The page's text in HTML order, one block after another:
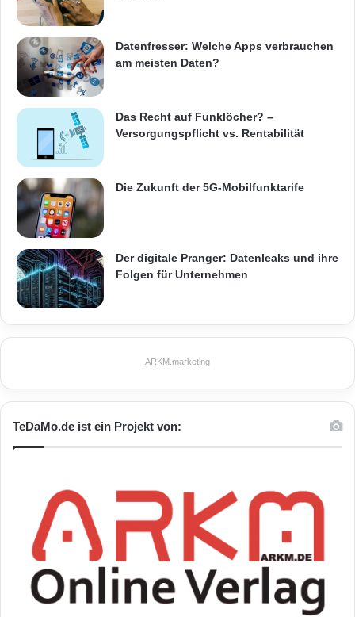
Datenfresser: Welche Apps verbrauchen
am meisten Daten?
Das Recht auf Funklöcher? –
Versorgungspflicht vs. Rentabilität
Die Zukunft der 5G-Mobilfunktarife
Der digitale Pranger: Datenleaks und ihre
Folgen für Unternehmen
ARKM.marketing
TeDaMo.de ist ein Projekt von: